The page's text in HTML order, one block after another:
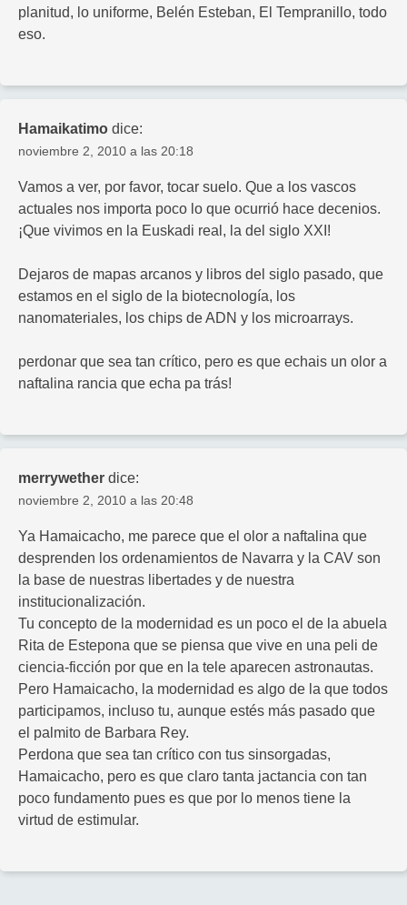
planitud, lo uniforme, Belén Esteban, El Tempranillo, todo
eso.
Hamaikatimo dice:
noviembre 2, 2010 a las 20:18
Vamos a ver, por favor, tocar suelo. Que a los vascos
actuales nos importa poco lo que ocurrió hace decenios.
¡Que vivimos en la Euskadi real, la del siglo XXI!
Dejaros de mapas arcanos y libros del siglo pasado, que
estamos en el siglo de la biotecnología, los
nanomateriales, los chips de ADN y los microarrays.
perdonar que sea tan crítico, pero es que echais un olor a
naftalina rancia que echa pa trás!
merrywether dice:
noviembre 2, 2010 a las 20:48
Ya Hamaicacho, me parece que el olor a naftalina que
desprenden los ordenamientos de Navarra y la CAV son
la base de nuestras libertades y de nuestra
institucionalización.
Tu concepto de la modernidad es un poco el de la abuela
Rita de Estepona que se piensa que vive en una peli de
ciencia-ficción por que en la tele aparecen astronautas.
Pero Hamaicacho, la modernidad es algo de la que todos
participamos, incluso tu, aunque estés más pasado que
el palmito de Barbara Rey.
Perdona que sea tan crítico con tus sinsorgadas,
Hamaicacho, pero es que claro tanta jactancia con tan
poco fundamento pues es que por lo menos tiene la
virtud de estimular.